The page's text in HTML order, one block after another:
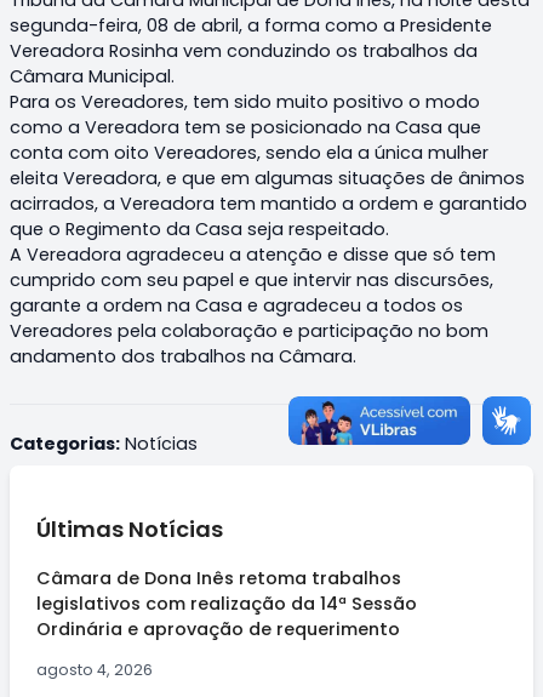
segunda-feira, 08 de abril, a forma como a Presidente
Vereadora Rosinha vem conduzindo os trabalhos da
Câmara Municipal.
Para os Vereadores, tem sido muito positivo o modo
como a Vereadora tem se posicionado na Casa que
conta com oito Vereadores, sendo ela a única mulher
eleita Vereadora, e que em algumas situações de ânimos
acirrados, a Vereadora tem mantido a ordem e garantido
que o Regimento da Casa seja respeitado.
A Vereadora agradeceu a atenção e disse que só tem
cumprido com seu papel e que intervir nas discursões,
garante a ordem na Casa e agradeceu a todos os
Vereadores pela colaboração e participação no bom
andamento dos trabalhos na Câmara.
Categorias: Notícias
Últimas Notícias
Câmara de Dona Inês retoma trabalhos
legislativos com realização da 14ª Sessão
Ordinária e aprovação de requerimento
agosto 4, 2026